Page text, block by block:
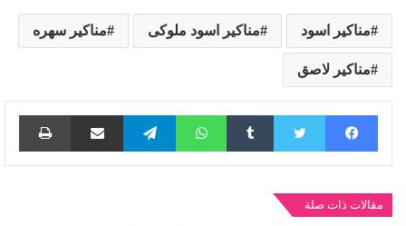
مناكير اسود مناكير اسود ملوكى مناكير سهره
مناكير لاصق
فيسبوك تويتر واتساب تيلقرام مشاركة عبر البريد
مقالات ذات صلة